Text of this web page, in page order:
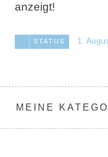
anzeigt!
STATUS 1.
MEINE